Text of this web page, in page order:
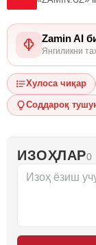
Zamin AI
Янгиликни
Хулоса чиқар
Соддароқ
ИЗОҲЛАР0